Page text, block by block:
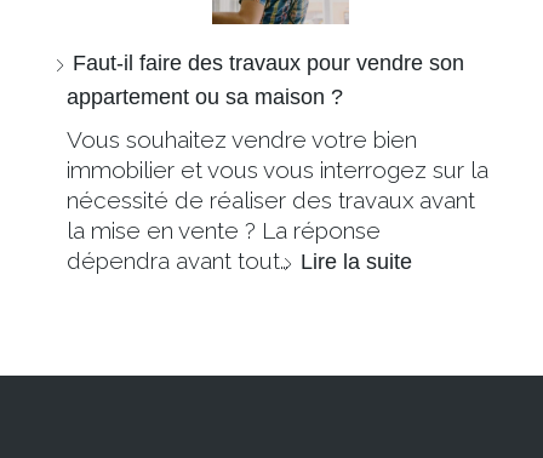
Faut-il faire des travaux pour vendre son
appartement ou sa maison ?
Vous souhaitez vendre votre bien
immobilier et vous vous interrogez sur la
nécessité de réaliser des travaux avant
la mise en vente ? La réponse
dépendra avant tout… Lire la suite